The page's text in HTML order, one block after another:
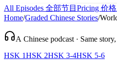
All Episodes 全部节目 Pricing 价格
Home/Graded Chinese Stories/
A Chinese podcast · Same
HSK 1HSK 2HSK 3-4HSK 5-6